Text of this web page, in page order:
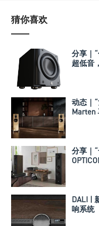
猜你喜欢
分享｜
超低音
动态｜
Marten
分享｜
DALI |
响系统